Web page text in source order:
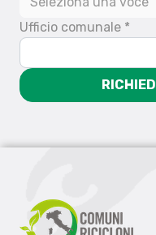
Ufficio comunale *